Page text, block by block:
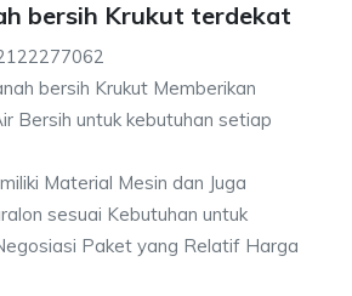
bersih Krukut terdekat
bersih Krukut Memberikan
Bersih untuk kebutuhan setiap
Material Mesin dan Juga
sesuai Kebutuhan untuk
Paket yang Relatif Harga